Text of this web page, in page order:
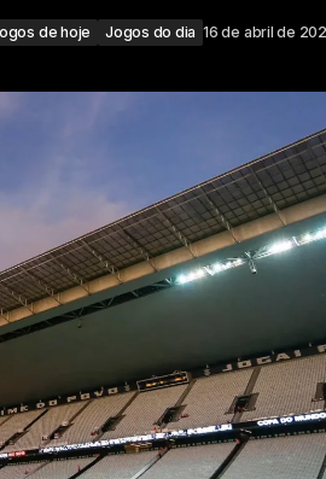
de hoje Jogos do dia 16 de abril de